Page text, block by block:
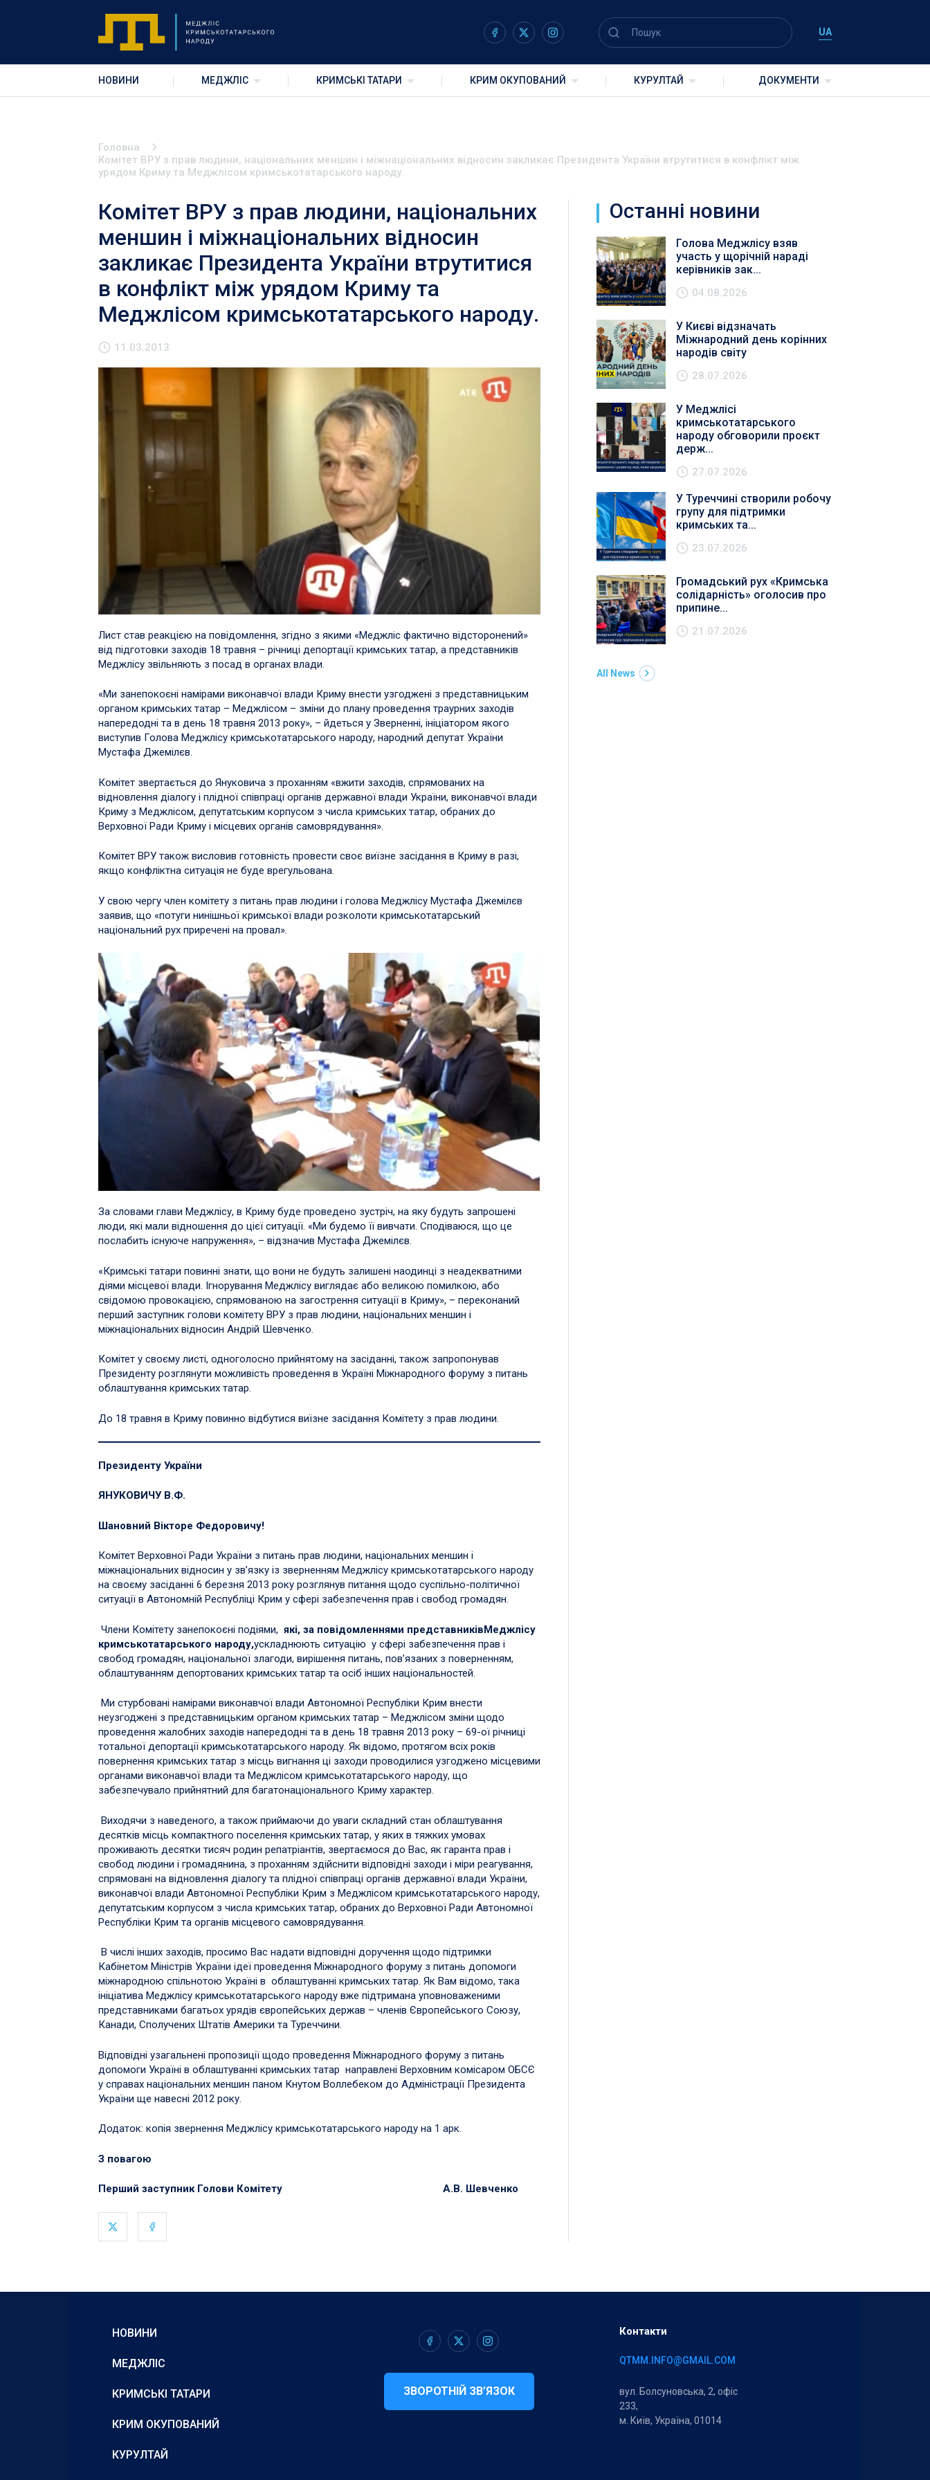
UA
НОВИНИ МЕДЖЛІС КРИМСЬКІ ТАТАРИ КРИМ ОКУПОВАНИЙ КУРУЛТАЙ ДОКУМЕНТИ
Головна
Комітет ВРУ з прав людини, національних меншин і міжнаціональних відносин закликає Президента України втрутитися в конфлікт між
урядом Криму та Меджлісом кримськотатарського народу.
Комітет ВРУ з прав людини, національних
меншин і міжнаціональних відносин
закликає Президента України втрутитися
в конфлікт між урядом Криму та
Меджлісом кримськотатарського народу.
11.03.2013
Лист став реакцією на повідомлення, згідно з якими «Меджліс фактично відсторонений»
від підготовки заходів 18 травня – річниці депортації кримських татар, а представників
Меджлісу звільняють з посад в органах влади.
«Ми занепокоєні намірами виконавчої влади Криму внести узгоджені з представницьким
органом кримських татар – Меджлісом – зміни до плану проведення траурних заходів
напередодні та в день 18 травня 2013 року», – йдеться у Зверненні, ініціатором якого
виступив Голова Меджлісу кримськотатарського народу, народний депутат України
Мустафа Джемілєв.
Комітет звертається до Януковича з проханням «вжити заходів, спрямованих на
відновлення діалогу і плідної співпраці органів державної влади України, виконавчої влади
Криму з Меджлісом, депутатським корпусом з числа кримських татар, обраних до
Верховної Ради Криму і місцевих органів самоврядування».
Комітет ВРУ також висловив готовність провести своє виїзне засідання в Криму в разі,
якщо конфліктна ситуація не буде врегульована.
У свою чергу член комітету з питань прав людини і голова Меджлісу Мустафа Джемілєв
заявив, що «потуги нинішньої кримської влади розколоти кримськотатарський
національний рух приречені на провал».
За словами глави Меджлісу, в Криму буде проведено зустріч, на яку будуть запрошені
люди, які мали відношення до цієї ситуації. «Ми будемо її вивчати. Сподіваюся, що це
послабить існуюче напруження», – відзначив Мустафа Джемілєв.
«Кримські татари повинні знати, що вони не будуть залишені наодинці з неадекватними
діями місцевої влади. Ігнорування Меджлісу виглядає або великою помилкою, або
свідомою провокацією, спрямованою на загострення ситуації в Криму», – переконаний
перший заступник голови комітету ВРУ з прав людини, національних меншин і
міжнаціональних відносин Андрій Шевченко.
Комітет у своєму листі, одноголосно прийнятому на засіданні, також запропонував
Президенту розглянути можливість проведення в Україні Міжнародного форуму з питань
облаштування кримських татар.
До 18 травня в Криму повинно відбутися виїзне засідання Комітету з прав людини.
Президенту України
ЯНУКОВИЧУ В.Ф.
Шановний Вікторе Федоровичу!
Комітет Верховної Ради України з питань прав людини, національних меншин і
міжнаціональних відносин у зв’язку із зверненням Меджлісу кримськотатарського народу
на своєму засіданні 6 березня 2013 року розглянув питання щодо суспільно-політичної
ситуації в Автономній Республіці Крим у сфері забезпечення прав і свобод громадян.
Члени Комітету занепокоєні подіями, які, за повідомленнями представниківМеджлісу
кримськотатарського народу,ускладнюють ситуацію у сфері забезпечення прав і
свобод громадян, національної злагоди, вирішення питань, пов’язаних з поверненням,
облаштуванням депортованих кримських татар та осіб інших національностей.
Ми стурбовані намірами виконавчої влади Автономної Республіки Крим внести
неузгоджені з представницьким органом кримських татар – Меджлісом зміни щодо
проведення жалобних заходів напередодні та в день 18 травня 2013 року – 69-ої річниці
тотальної депортації кримськотатарського народу. Як відомо, протягом всіх років
повернення кримських татар з місць вигнання ці заходи проводилися узгоджено місцевими
органами виконавчої влади та Меджлісом кримськотатарського народу, що
забезпечувало прийнятний для багатонаціонального Криму характер.
Виходячи з наведеного, а також приймаючи до уваги складний стан облаштування
десятків місць компактного поселення кримських татар, у яких в тяжких умовах
проживають десятки тисяч родин репатріантів, звертаємося до Вас, як гаранта прав і
свобод людини і громадянина, з проханням здійснити відповідні заходи і міри реагування,
спрямовані на відновлення діалогу та плідної співпраці органів державної влади України,
виконавчої влади Автономної Республіки Крим з Меджлісом кримськотатарського народу,
депутатським корпусом з числа кримських татар, обраних до Верховної Ради Автономної
Республіки Крим та органів місцевого самоврядування.
В числі інших заходів, просимо Вас надати відповідні доручення щодо підтримки
Кабінетом Міністрів України ідеї проведення Міжнародного форуму з питань допомоги
міжнародною спільнотою Україні в облаштуванні кримських татар. Як Вам відомо, така
ініціатива Меджлісу кримськотатарського народу вже підтримана уповноваженими
представниками багатьох урядів європейських держав – членів Європейського Союзу,
Канади, Сполучених Штатів Америки та Туреччини.
Відповідні узагальнені пропозиції щодо проведення Міжнародного форуму з питань
допомоги Україні в облаштуванні кримських татар направлені Верховним комісаром ОБСЄ
у справах національних меншин паном Кнутом Воллебеком до Адміністрації Президента
України ще навесні 2012 року.
Додаток: копія звернення Меджлісу кримськотатарського народу на 1 арк.
З повагою
Перший заступник Голови Комітету А.В. Шевченко
Останні новини
Голова Меджлісу взяв
участь у щорічній нараді
керівників зак...
04.08.2026
У Києві відзначать
Міжнародний день корінних
народів світу
28.07.2026
У Меджлісі
кримськотатарського
народу обговорили проєкт
держ...
27.07.2026
У Туреччині створили робочу
групу для підтримки
кримських та...
23.07.2026
Громадський рух «Кримська
солідарність» оголосив про
припине...
21.07.2026
All News
НОВИНИ
МЕДЖЛІС
КРИМСЬКІ ТАТАРИ
КРИМ ОКУПОВАНИЙ
КУРУЛТАЙ
ЗВОРОТНІЙ ЗВ’ЯЗОК
Контакти
QTMM.INFO@GMAIL.COM
вул. Болсуновська, 2, офіс
233,
м. Київ, Україна, 01014